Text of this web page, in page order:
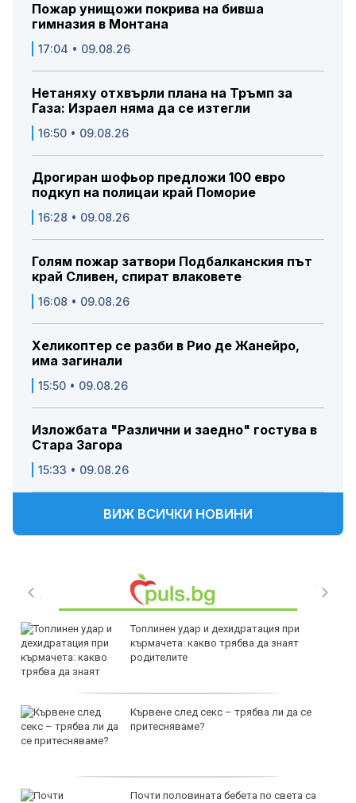
Пожар унищожи покрива на бивша
гимназия в Монтана
17:04 • 09.08.26
Нетаняху отхвърли плана на Тръмп за
Газа: Израел няма да се изтегли
16:50 • 09.08.26
Дрогиран шофьор предложи 100 евро
подкуп на полицаи край Поморие
16:28 • 09.08.26
Голям пожар затвори Подбалканския път
край Сливен, спират влаковете
16:08 • 09.08.26
Хеликоптер се разби в Рио де Жанейро,
има загинали
15:50 • 09.08.26
Изложбата "Различни и заедно" гостува в
Стара Загора
15:33 • 09.08.26
ВИЖ ВСИЧКИ НОВИНИ
Топлинен удар и дехидратация при
кърмачета: какво трябва да знаят
родителите
Кървене след секс – трябва ли да се
притесняваме?
Почти половината бебета по света са